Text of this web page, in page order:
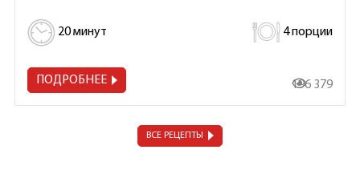
20 минут 4 порции
ПОДРОБНЕЕ 196 379
ВСЕ РЕЦЕПТЫ